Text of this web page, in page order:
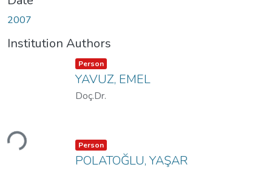
2007
Institution Authors
Item type:
Person ,
YAVUZ, EMEL
Doç.Dr.
Item type:
Person ,
POLATOĞLU, YAŞAR